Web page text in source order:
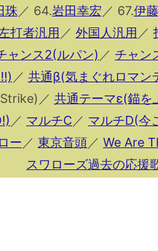
珠 ／ 64.岩田幸宏 ／ 67.伊
打者汎用 ／ 外国人汎用 ／
ャンス2(ルパン) ／ チャン
／ 共通β(気まぐれロマン
／ 共通テーマε(錨を
／ マルチC ／ マルチD(今
ー ／ 東京音頭／ We Are
スワローズ過去の応援